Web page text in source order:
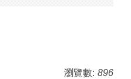
瀏覽數: 896